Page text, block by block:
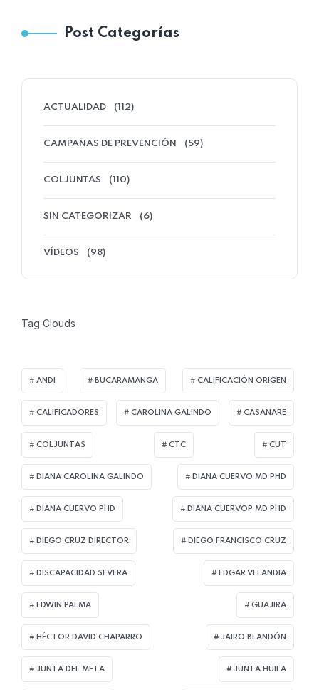
Post Categorías
ACTUALIDAD (112)
CAMPAÑAS DE PREVENCIÓN (59)
COLJUNTAS (110)
SIN CATEGORIZAR (6)
VÍDEOS (98)
Tag Clouds
ANDI BUCARAMANGA CALIFICACIÓN ORIGEN
CALIFICADORES CAROLINA GALINDO CASANARE
COLJUNTAS CTC CUT
DIANA CAROLINA GALINDO DIANA CUERVO MD PHD
DIANA CUERVO PHD DIANA CUERVOP MD PHD
DIEGO CRUZ DIRECTOR DIEGO FRANCISCO CRUZ
DISCAPACIDAD SEVERA EDGAR VELANDIA
EDWIN PALMA GUAJIRA
HÉCTOR DAVID CHAPARRO JAIRO BLANDÓN
JUNTA DEL META JUNTA HUILA